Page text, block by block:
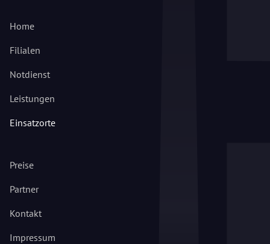
Home
Filialen
Notdienst
Leistungen
Einsatzorte
Preise
Partner
Kontakt
Impressum